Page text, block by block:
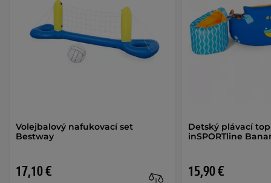
Volejbalový nafukovací set
Bestway
17,10 €
Detský plávací
inSPORTline
15,90 €